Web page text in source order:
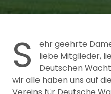
S
ehr geehrte
liebe Mitglieder,
Deutschen
wir alle haben uns auf